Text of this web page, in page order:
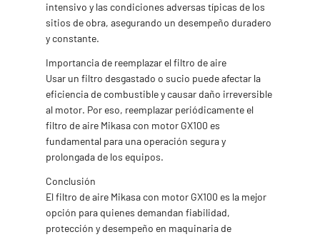
intensivo y las condiciones adversas típicas de los
sitios de obra, asegurando un desempeño duradero
y constante.
Importancia de reemplazar el filtro de aire
Usar un filtro desgastado o sucio puede afectar la
eficiencia de combustible y causar daño irreversible
al motor. Por eso, reemplazar periódicamente el
filtro de aire Mikasa con motor GX100 es
fundamental para una operación segura y
prolongada de los equipos.
Conclusión
El filtro de aire Mikasa con motor GX100 es la mejor
opción para quienes demandan fiabilidad,
protección y desempeño en maquinaria de